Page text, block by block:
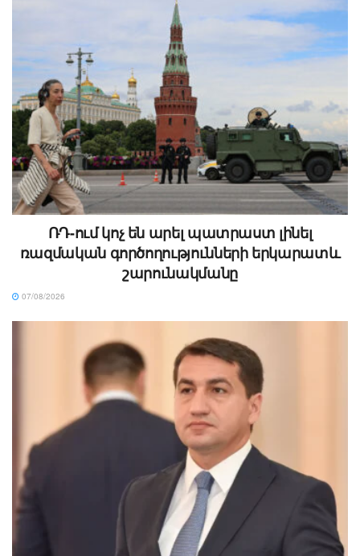
ՌԴ-ում կոչ են արել պատրաստ լինել
ռազմական գործողությունների երկարատև
շարունակմանը
07/08/2026